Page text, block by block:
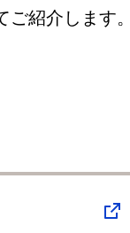
紹介します。